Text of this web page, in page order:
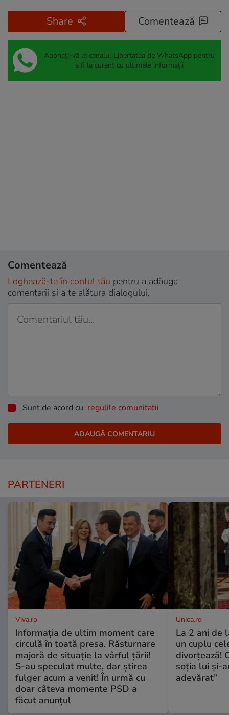
Share Comentează
Abonați-vă la canalul Libertatea de WhatsApp pentru
a fi la curent cu ultimele informații
Comentează
Loghează-te în contul tău pentru a adăuga
comentarii și a te alătura dialogului.
Sunt de acord cu regulile comunitatii
PARTENERI
Viva.ro
Informația de ultim moment care
circulă în toată presa. Răsturnare
majoră de situație la vârful țării!
S-au speculat multe, dar știrea
fulger acum a venit! În urmă cu
doar câteva momente PSD a
făcut anunțul
Unica.ro
La 2 ani de
un cuplu
divorțează!
soția lui și-
adevărat”